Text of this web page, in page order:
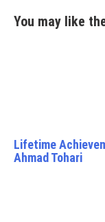
You may like
Lifetime
Ahmad Tohari